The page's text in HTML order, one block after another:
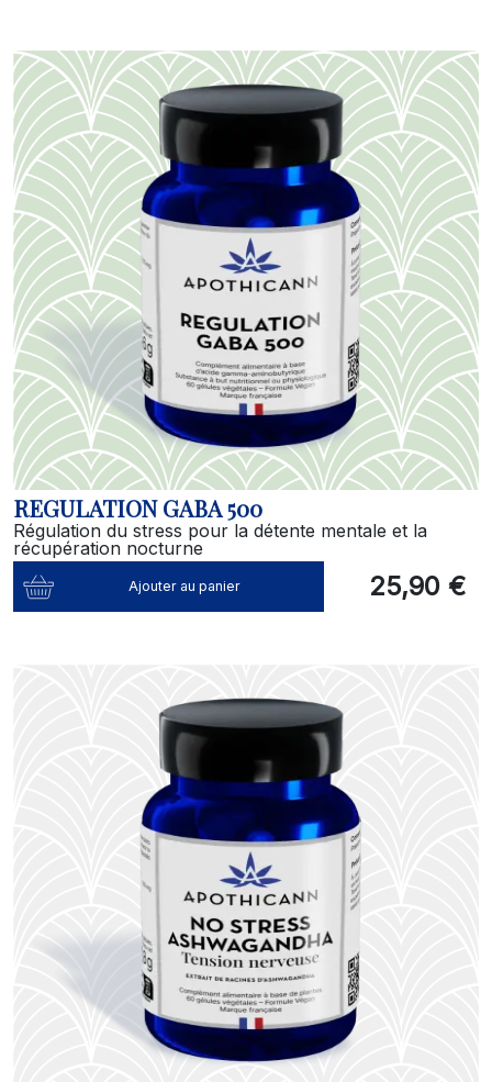
REGULATION GABA 500
Régulation du stress pour la détente mentale et la
récupération nocturne
Ajouter au panier 25,90 €